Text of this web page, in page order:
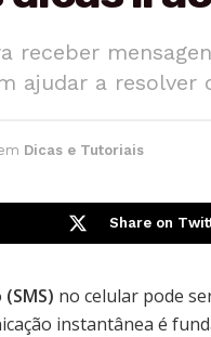
ajudar a resolver
Dicas e Tutoriais
Share on
(SMS) no celular pode
instantânea é